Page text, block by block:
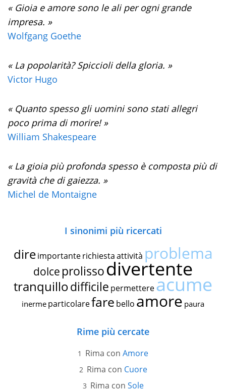
« Gioia e amore sono le ali per ogni grande
impresa. »
Wolfgang Goethe
« La popolarità? Spiccioli della gloria. »
Victor Hugo
« Quanto spesso gli uomini sono stati allegri
poco prima di morire! »
William Shakespeare
« La gioia più profonda spesso è composta più di
gravità che di gaiezza. »
Michel de Montaigne
I sinonimi più ricercati
dire importante richiestaattività problema
dolce prolissodivertente
tranquillodifficile permettereacume
inerme particolarefare bello amore paura
Rime più cercate
Rima con Amore
Rima con Cuore
Rima con Sole